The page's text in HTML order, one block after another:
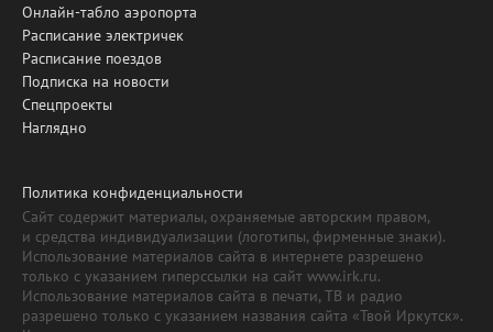
Онлайн-табло аэропорта
Расписание электричек
Расписание поездов
Подписка на новости
Спецпроекты
Наглядно
Политика конфиденциальности
Сайт содержит материалы, охраняемые авторским правом,
и средства индивидуализации (логотипы, фирменные знаки).
Использование материалов сайта в интернете разрешено
только с указанием гиперссылки на сайт www.irk.ru.
Использование материалов сайта в печати, ТВ и радио
разрешено только с указанием названия сайта «Твой Иркутск».